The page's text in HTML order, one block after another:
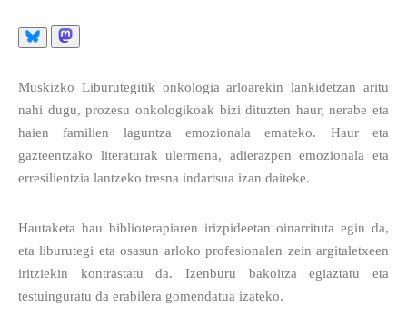
Muskizko Liburutegitik onkologia arloarekin lankidetzan aritu
nahi dugu, prozesu onkologikoak bizi dituzten haur, nerabe eta
haien familien laguntza emozionala emateko. Haur eta
gazteentzako literaturak ulermena, adierazpen emozionala eta
erresilientzia lantzeko tresna indartsua izan daiteke.
Hautaketa hau biblioterapiaren irizpideetan oinarrituta egin da,
eta liburutegi eta osasun arloko profesionalen zein argitaletxeen
iritziekin kontrastatu da. Izenburu bakoitza egiaztatu eta
testuinguratu da erabilera gomendatua izateko.